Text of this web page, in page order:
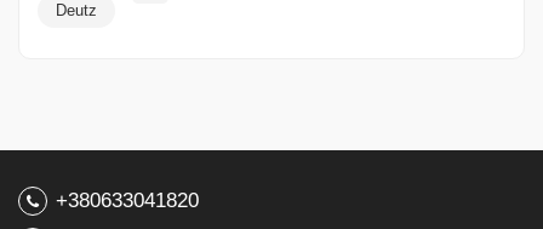
Deutz
+380633041820